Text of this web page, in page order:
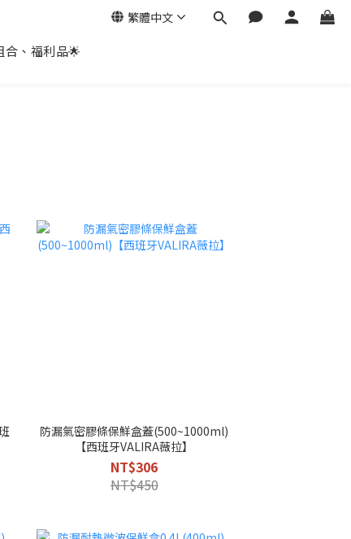
繁體中文
合、福利品🌟
防漏氣密膠條保鮮盒蓋(500~1000ml)
【西班牙VALIRA薇拉】
NT$306
NT$450